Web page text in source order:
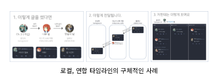
로컬, 연합 타임라인의 구체적인 사례